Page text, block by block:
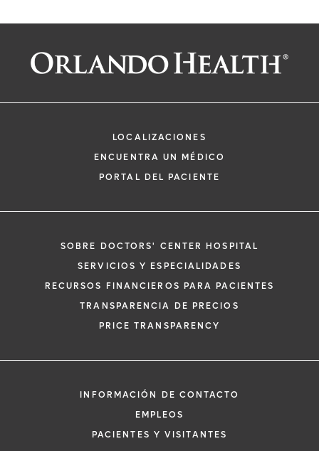
Solicitar una cita con:
Claudio J Corral Yagnam, MD
Cirugía Plástica
*Si tiene una emergencia médica, llame
inmediato.
El siguiente formulario solo crea una
no una cita confirmada. Al completarlo,
representante se pondrá en contacto
información médica por correo
Orlando Health y sus afiliados.
LOCALIZACIONES
ENCUENTRA UN MÉDICO
PORTAL DEL PACIENTE
SOBRE DOCTORS' CENTER HOSPITAL
SERVICIOS Y ESPECIALIDADES
RECURSOS FINANCIEROS PARA PACIENTES
TRANSPARENCIA DE PRECIOS
PRICE TRANSPARENCY
INFORMACIÓN DE CONTACTO
EMPLEOS
PACIENTES Y VISITANTES